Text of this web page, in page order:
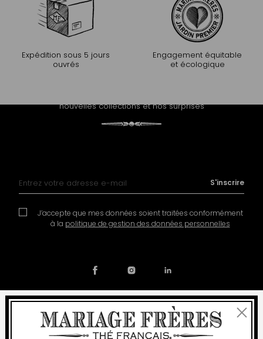
Expédition sous 5 jours
ouvrés
Engagement équitable
et écologique
nouvelles collections et nos surprises
J’accepte que mes données soient traitées conformément
à la politique de gestion des données personnelles
S'inscrire
Fermer